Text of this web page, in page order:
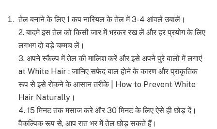
तेल बनाने के लिए 1 कप नारियल के तेल में 3-4 आंवले उबालें।
2. बादमे इस तेल को किसी जार में भरकर रख लें और हर प्रयोग के लिए
लगभग दो बड़े चम्मच लें।
3. अपने स्कैल्प में तेल की मालिश करें और इसे अपने पुरे बालों में लगाएं
at White Hair : जानिए सफेद बाल होने के कारण और प्राकृतिक
रूप से इसे रोकने के आसान तरीके | How to Prevent White
Hair Naturally।
4. 15 मिनट तक मसाज करे और 30 मिनट के लिए ऐसे ही छोड़ दें।
वैकल्पिक रूप से, आप रात भर में तेल छोड़ सकते हैं।